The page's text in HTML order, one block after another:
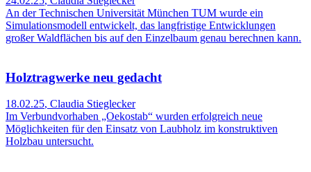
An der Technischen Universität München TUM wurde ein
Simulationsmodell entwickelt, das langfristige Entwicklungen
großer Waldflächen bis auf den Einzelbaum genau berechnen kann.
Holztragwerke neu gedacht
18.02.25, Claudia Stieglecker
Im Verbundvorhaben „Oekostab“ wurden erfolgreich neue
Möglichkeiten für den Einsatz von Laubholz im konstruktiven
Holzbau untersucht.